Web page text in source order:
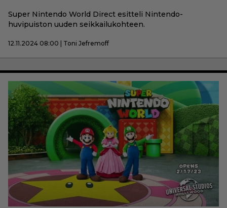
Super Nintendo World Direct esitteli Nintendo-
huvipuiston uuden seikkailukohteen.
12.11.2024 08:00 | Toni Jefremoff